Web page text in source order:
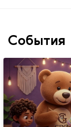
События